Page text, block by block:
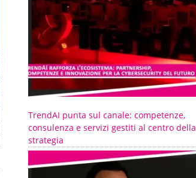
TrendAI punta sul canale: competenze,
consulenza e servizi gestiti al centro della
strategia